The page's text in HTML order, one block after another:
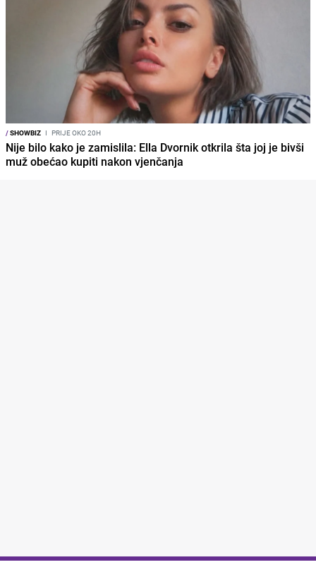
/SHOWBIZ I PRIJE OKO 20H
Nije bilo kako je zamislila: Ella Dvornik otkrila šta joj je bivši
muž obećao kupiti nakon vjenčanja